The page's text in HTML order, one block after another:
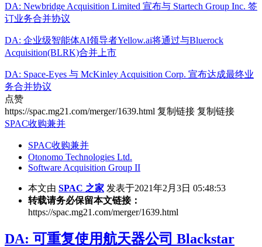
DA: Newbridge Acquisition Limited 宣布与 Startech Group Inc. 签
订业务合并协议
DA: 企业级智能体AI领导者Yellow.ai将通过与Bluerock
Acquisition(BLRK)合并上市
DA: Space-Eyes 与 McKinley Acquisition Corp. 宣布达成最终业
务合并协议
点赞
https://spac.mg21.com/merger/1639.html 复制链接 复制链接
SPAC收购兼并
SPAC收购兼并
Otonomo Technologies Ltd.
Software Acquisition Group II
本文由 SPAC 之家 发表于2021年2月3日 05:48:53
转载请务必保留本文链接：
https://spac.mg21.com/merger/1639.html
DA: 可重复使用航天器公司 Blackstar